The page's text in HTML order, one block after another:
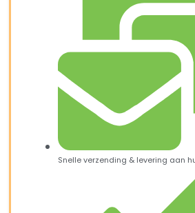
Snelle verzending & levering aan